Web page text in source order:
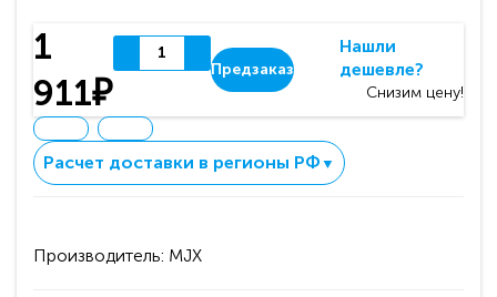
1
911₽
Предзаказ
Нашли
дешевле?
Снизим цену!
Расчет доставки в регионы РФ ▼
Производитель: MJX